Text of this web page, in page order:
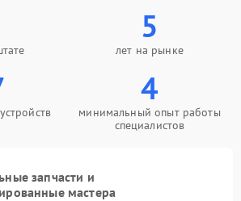
5
лет на рынке
4
минимальный опыт работы
специалистов
запчасти и
мастера